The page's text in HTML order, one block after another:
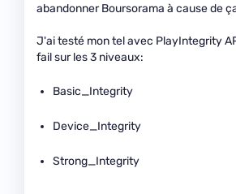
abandonner Boursorama à cause de
J'ai testé mon tel avec PlayIntegrity
fail sur les 3 niveaux:
Basic_Integrity
Device_Integrity
Strong_Integrity